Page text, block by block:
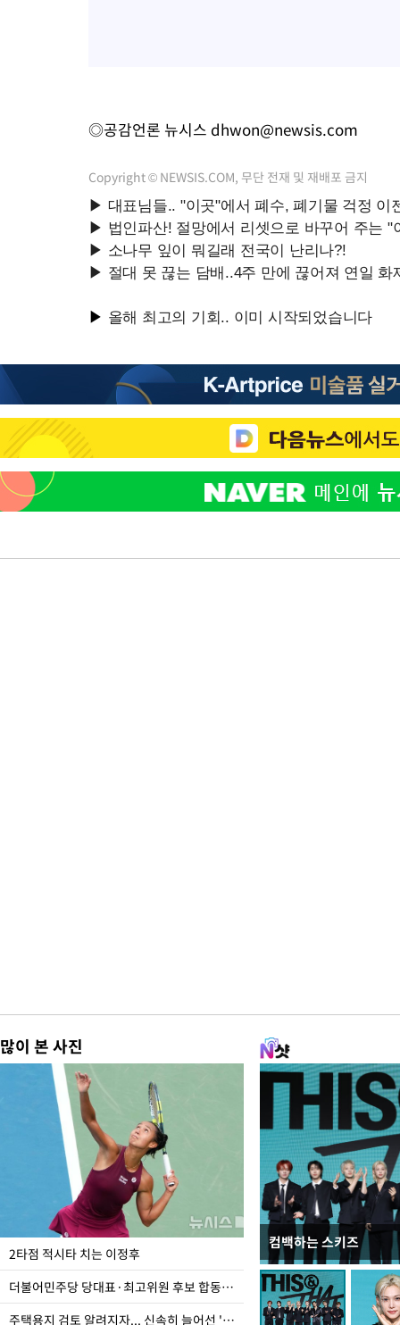
◎공감언론 뉴시스 dhwon@newsis.com
Copyright © NEWSIS.COM, 무단 전재 및 재배포 금지
많이 본 사진
2타점 적시타 치는 이정후
더불어민주당 당대표·최고위원 후보 합동연설회
주택용지 검토 알려지자... 신속히 늘어선 '근조화환'
컴백하는 스키즈
이번주 국회에는 무